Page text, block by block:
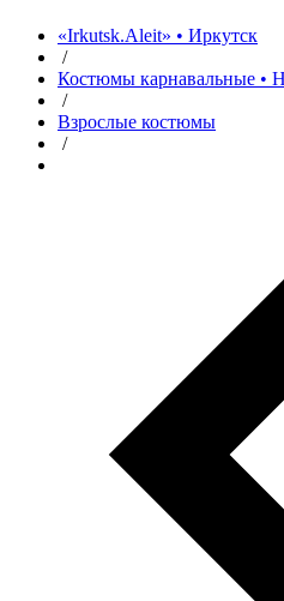
«Irkutsk.Aleit» • Иркутск
/
Костюмы карнавальные •
/
Взрослые костюмы
/